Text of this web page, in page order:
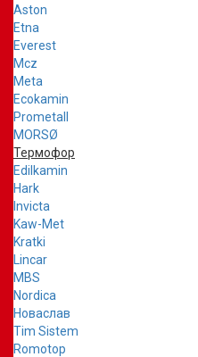
Aston
Etna
Everest
Mcz
Meta
Ecokamin
Prometall
MORSØ
Термофор
Edilkamin
Hark
Invicta
Kaw-Met
Kratki
Lincar
MBS
Nordica
Новаслав
Tim Sistem
Romotop